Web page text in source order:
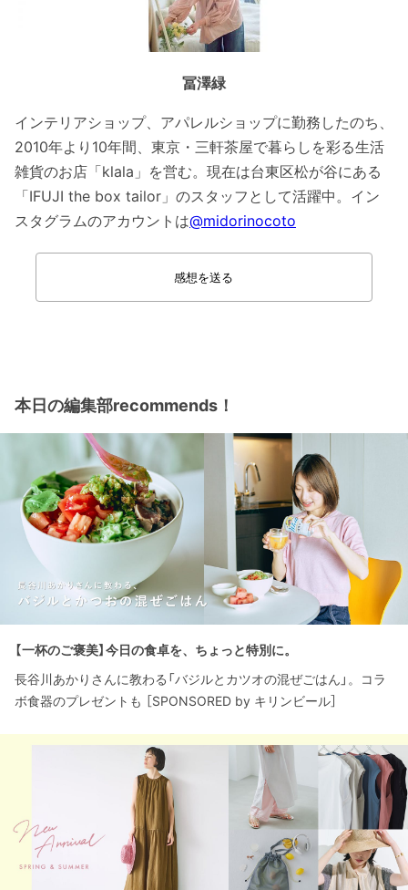
冨澤緑
インテリアショップ、アパレルショップに勤務したのち、
2010年より10年間、東京・三軒茶屋で暮らしを彩る生活
雑貨のお店「klala」を営む。現在は台東区松が谷にある
「IFUJI the box tailor」のスタッフとして活躍中。イン
スタグラムのアカウントは@midorinocoto
感想を送る
本日の編集部recommends！
【一杯のご褒美】今日の食卓を、ちょっと特別に。
長谷川あかりさんに教わる「バジルとカツオの混ぜごはん」。コラ
ボ食器のプレゼントも ［SPONSORED by キリンビール］